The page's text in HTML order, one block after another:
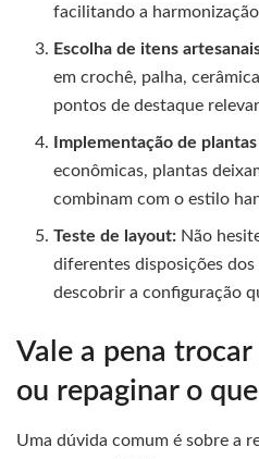
facilitando a
Escolha de itens
em crochê, palha,
pontos de destaque
Implementação de
econômicas, plantas
combinam com o estilo
Teste de layout: Não
diferentes disposições
descobrir a configuração
Vale a pena
ou repaginar o
Uma dúvida comum é sobre a